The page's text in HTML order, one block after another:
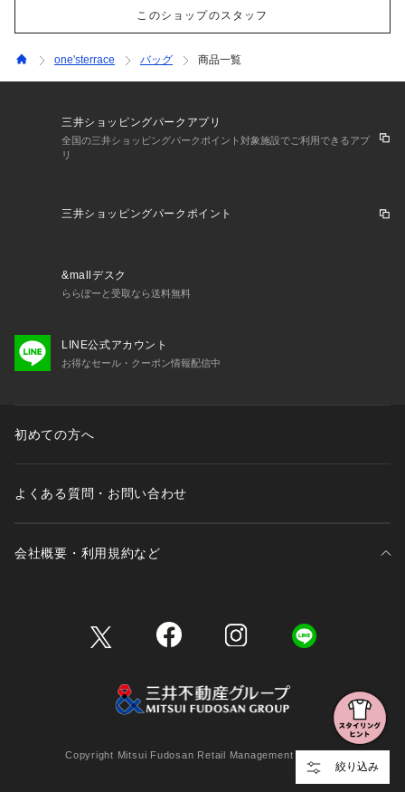
このショップのスタッフ
絞り込み
one'sterrace バッグ 商品一覧
三井ショッピングパークアプリ
全国の三井ショッピングパークポイント対象施設でご利用できるアプ
リ
三井ショッピングパークポイント
&mallデスク
ららぽーと受取なら送料無料
LINE公式アカウント
お得なセール・クーポン情報配信中
初めての方へ
よくある質問・お問い合わせ
会社概要・利用規約など
Copyright Mitsui Fudosan Retail Management Co., Ltd.